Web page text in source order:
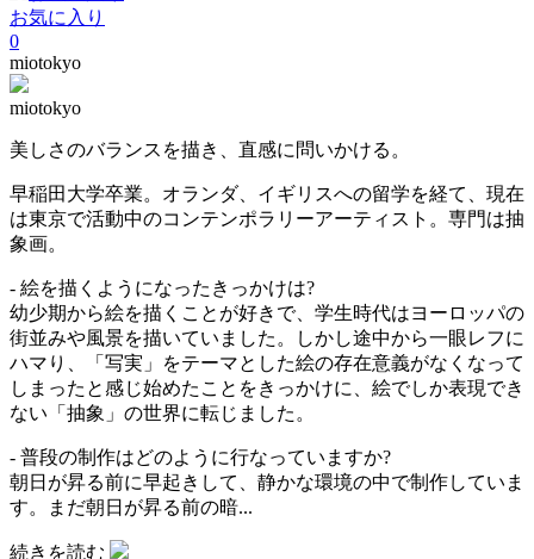
お気に入り
0
miotokyo
miotokyo
美しさのバランスを描き、直感に問いかける。
早稲田大学卒業。オランダ、イギリスへの留学を経て、現在
は東京で活動中のコンテンポラリーアーティスト。専門は抽
象画。
- 絵を描くようになったきっかけは?
幼少期から絵を描くことが好きで、学生時代はヨーロッパの
街並みや風景を描いていました。しかし途中から一眼レフに
ハマり、「写実」をテーマとした絵の存在意義がなくなって
しまったと感じ始めたことをきっかけに、絵でしか表現でき
ない「抽象」の世界に転じました。
- 普段の制作はどのように行なっていますか?
朝日が昇る前に早起きして、静かな環境の中で制作していま
す。まだ朝日が昇る前の暗...
続きを読む